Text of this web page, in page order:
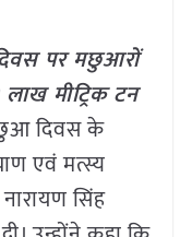
पर मछुआरों
मीट्रिक टन
दिवस के
एवं मत्स्य
नारायण सिंह